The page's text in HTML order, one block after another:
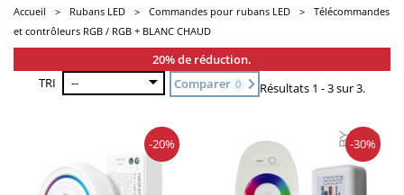
Accueil > Rubans LED > Commandes pour rubans LED >
Télécommandes
et contrôleurs RGB / RGB + BLANC CHAUD
20% de réduction.
Résultats 1 - 3 sur 3.
TRI -- Comparer 0
-20% -30%